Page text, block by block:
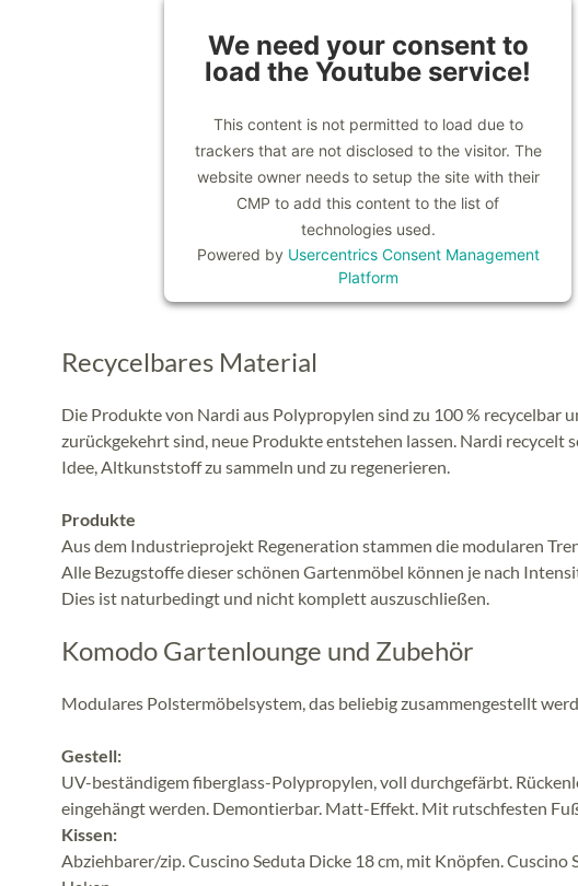
We need your consent to
load the Youtube service!
This content is not permitted to load due to
trackers that are not disclosed to the visitor. The
website owner needs to setup the site with their
CMP to add this content to the list of
technologies used.
Powered by Usercentrics Consent Management
Platform
Recycelbares Material
Die Produkte von Nardi aus Polypropylen sind zu 100 % recycelbar
zurückgekehrt sind, neue Produkte entstehen lassen. Nardi
Idee, Altkunststoff zu sammeln und zu regenerieren.
Produkte
Aus dem Industrieprojekt Regeneration stammen die modularen
Alle Bezugstoffe dieser schönen Gartenmöbel können je nach
Dies ist naturbedingt und nicht komplett auszuschließen.
Komodo Gartenlounge und Zubehör
Modulares Polstermöbelsystem, das beliebig zusammengestellt
Gestell:
UV-beständigem fiberglass-Polypropylen, voll durchgefärbt.
eingehängt werden. Demontierbar. Matt-Effekt. Mit rutschfesten
Kissen:
Abziehbarer/zip. Cuscino Seduta Dicke 18 cm, mit Knöpfen.